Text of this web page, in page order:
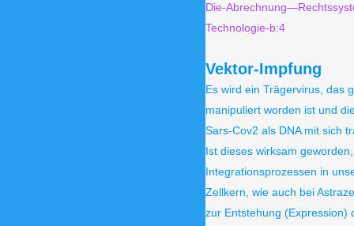
Die-
Technologie-b:4
Vektor-Impfung
Es wird ein Trägervirus, das
manipuliert worden ist und
Sars-Cov2 als DNA mit sich
Ist dieses wirksam
Integrationsprozessen in
Zellkern, wie auch bei
zur Entstehung (Expression)